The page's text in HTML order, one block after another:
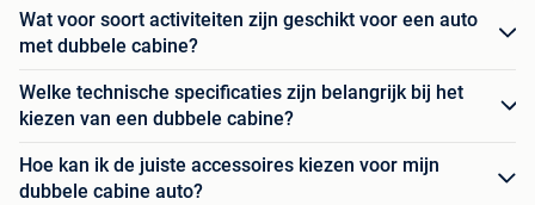
Wat voor soort activiteiten zijn geschikt voor een auto
met dubbele cabine?
Welke technische specificaties zijn belangrijk bij het
kiezen van een dubbele cabine?
Hoe kan ik de juiste accessoires kiezen voor mijn
dubbele cabine auto?